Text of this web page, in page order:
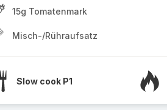
15g Tomatenmark
Misch-/Rühraufsatz
Slow cook P1